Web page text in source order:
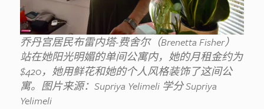
乔丹宫居民布雷内塔-费舍尔（Brenetta Fisher）
站在她阳光明媚的单间公寓内，她的月租金约为
$420，她用鲜花和她的个人风格装饰了这间公
寓。图片来源：Supriya Yelimeli 学分Supriya
Yelimeli